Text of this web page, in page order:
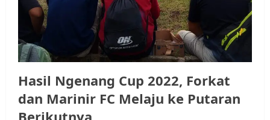
Hasil Ngenang Cup 2022, Forkat
dan Marinir FC Melaju ke Putaran
Berikutnya
4
Datangi Pemko Batam, Warga
Diambil untuk Sekolah Rakyat
JULI 21, 2026 0